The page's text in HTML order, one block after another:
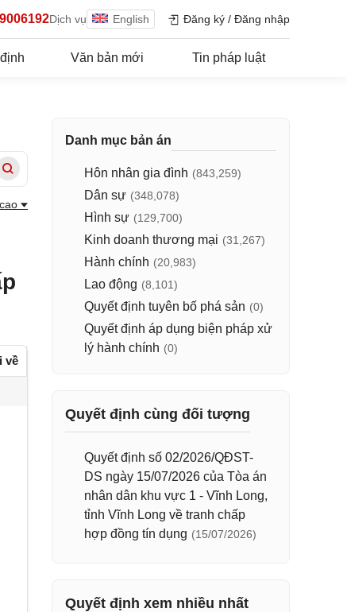
Dịch vụ English Đăng ký / Đăng nhập
Văn bản mới Tin pháp luật
về
Danh mục bản án
Hôn nhân gia đình (843,259)
Dân sự (348,078)
Hình sự (129,700)
Kinh doanh thương mại (31,267)
Hành chính (20,983)
Lao động (8,101)
Quyết định tuyên bố phá sản (0)
Quyết định áp dụng biện pháp xử
lý hành chính (0)
Quyết định cùng đối tượng
Quyết định số 02/2026/QĐST-
DS ngày 15/07/2026 của Tòa án
nhân dân khu vực 1 - Vĩnh Long,
tỉnh Vĩnh Long về tranh chấp
hợp đồng tín dụng (15/07/2026)
Quyết định xem nhiều nhất